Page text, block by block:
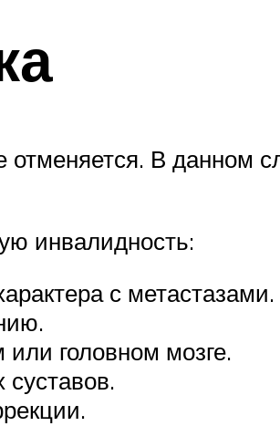
В данном
инвалидность:
с метастазами.
головном мозге.